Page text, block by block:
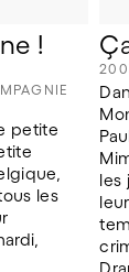
!
petite
les
les